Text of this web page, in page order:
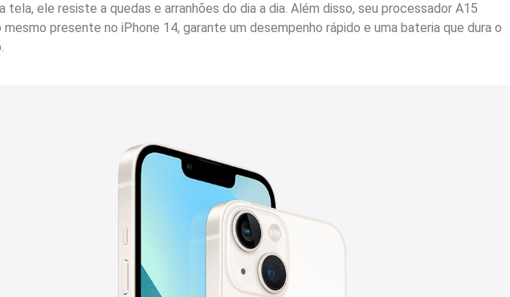
tela, ele resiste a quedas e arranhões do dia a dia. Além disso, seu processador A15
mesmo presente no iPhone 14, garante um desempenho rápido e uma bateria que dura o